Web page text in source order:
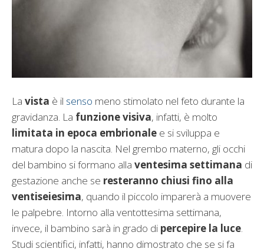
La vista è il senso meno stimolato nel feto durante la
gravidanza. La funzione visiva, infatti, è molto
limitata in epoca embrionale e si sviluppa e
matura dopo la nascita. Nel grembo materno, gli occhi
del bambino si formano alla ventesima settimana di
gestazione anche se resteranno chiusi fino alla
ventiseiesima, quando il piccolo imparerà a muovere
le palpebre. Intorno alla ventottesima settimana,
invece, il bambino sarà in grado di percepire la luce
Studi scientifici, infatti, hanno dimostrato che se si fa